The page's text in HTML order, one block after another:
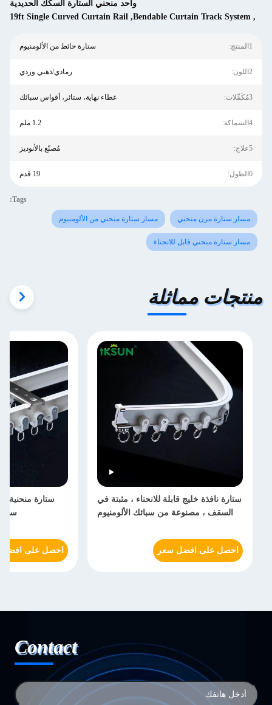
واحد منحني الستارة السكك الحديدية
,
Bendable Curtain Track System
,
19ft Single Curved Curtain Rail
1المنتج: ستارة حائط من الألومنيوم
2اللون: رمادي/ذهبي وردي
3مُكَمِّلات: غطاء نهاية، ستائر، أقواس سبائك
4السماكة: 1.2 ملم
5علاج: مُصنّع بالأنوديز
6الطول: 19 قدم
Tags:
مسار ستارة مرن منحني مسار ستارة منحني من الألومنيوم
مسار ستارة منحني قابل للانحناء
منتجات مماثلة
ستارة نافذة خليج قابلة للانحناء ، مثبتة في
السقف ، مصنوعة من سبائك الألومنيوم
احصل على افضل سعر
ستارة منحنية
سبائك
احصل على
Contact